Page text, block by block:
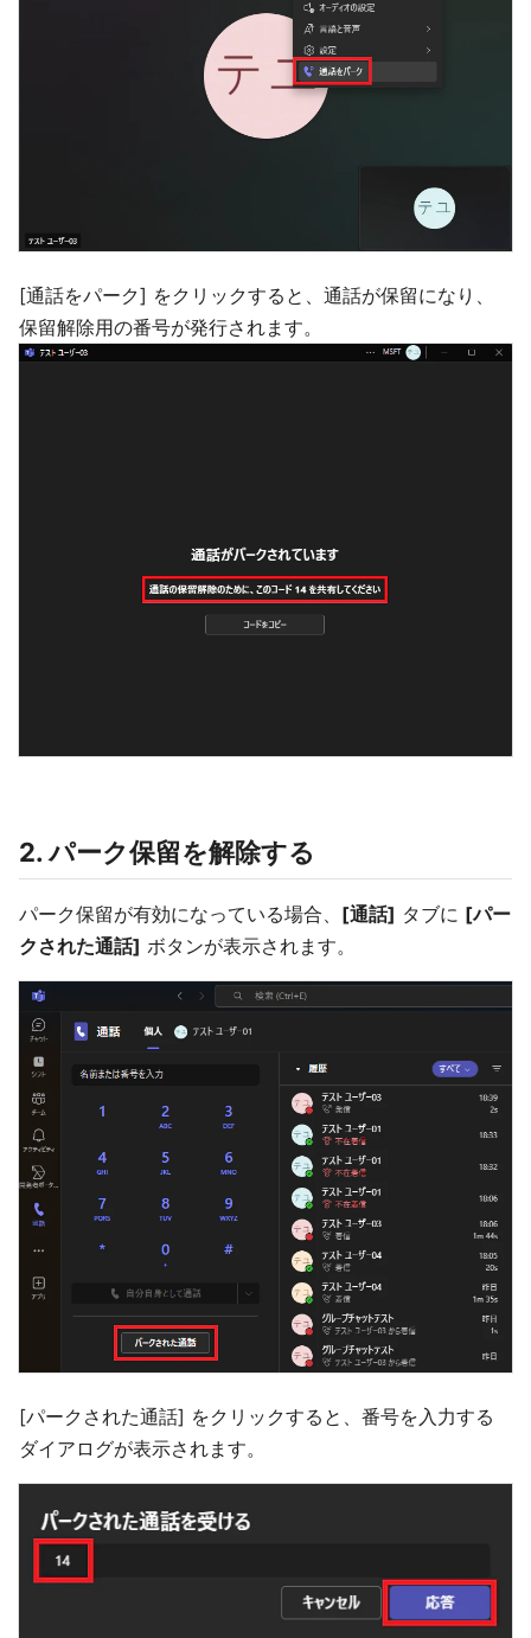
[通話をパーク] をクリックすると、通話が保留になり、
保留解除用の番号が発行されます。
2. パーク保留を解除する
パーク保留が有効になっている場合、 [通話] タブに [パー
クされた通話] ボタンが表示されます。
[パークされた通話] をクリックすると、番号を入力する
ダイアログが表示されます。